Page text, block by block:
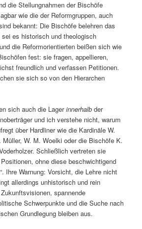
die Stellungnahmen der Bischöfe
wie die der Reformgruppen, auch
bekannt: Die Bischöfe belehren das
es historisch und theologisch
die Reformorientierten beißen sich wie
fest: sie fragen, appellieren,
freundlich und verfassen Petitionen.
sie sich so von den Hierarchen
sich auch die Lagerinnerhalb der
und ich verstehe nicht, warum
über Hardliner wie die Kardinäle W.
Müller, W. M. Woelki oder die Bischöfe K.
Schließlich vertreten sie
ohne diese beschwichtigend
Ihre Warnung: Vorsicht, die Lehre nicht
allerdings unhistorisch und rein
spannende
Schwerpunkte und die Suche nach
Grundlegung bleiben aus.